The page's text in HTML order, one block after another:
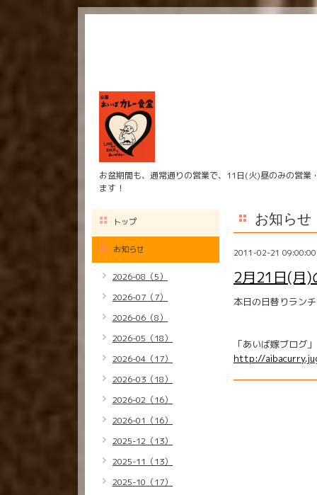
お盆期間も、通常通りの営業で、11日(火)昼のみの営
ます！
お知らせ
2011-02-21 09:00:00
2月21日(月)
本日の日替りラン
「あいば嫁ブログ」
http://
トップ
お知らせ
2026-08（5）
2026-07（7）
2026-06（8）
2026-05（18）
2026-04（17）
2026-03（18）
2026-02（16）
2026-01（16）
2025-12（13）
2025-11（13）
2025-10（17）